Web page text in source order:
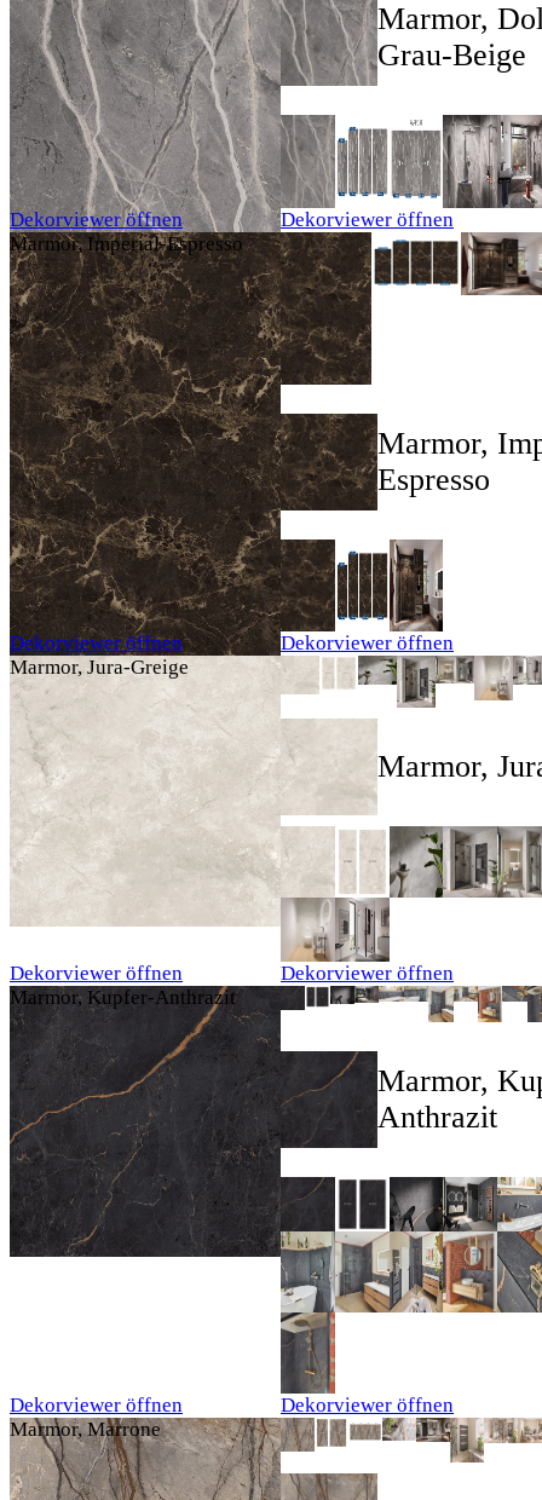
Dekorviewer öffnen
Marmor,
Grau-Beige
Dekorviewer öffnen
Marmor, Imperial-Espresso
Dekorviewer öffnen
Marmor,
Espresso
Dekorviewer öffnen
Marmor, Jura-Greige
Dekorviewer öffnen
Marmor,
Dekorviewer öffnen
Marmor, Kupfer-Anthrazit
Dekorviewer öffnen
Marmor,
Anthrazit
Dekorviewer öffnen
Marmor, Marrone